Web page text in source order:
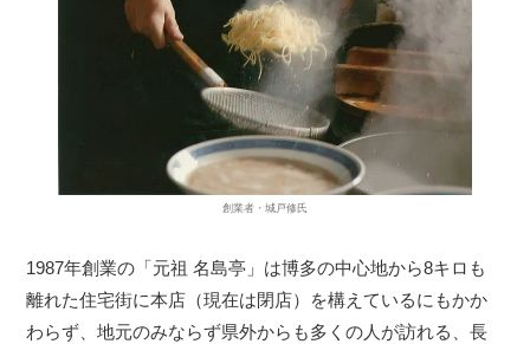
創業者・城戸修氏
1987年創業の「元祖 名島亭」は博多の中心地から8キロも
離れた住宅街に本店（現在は閉店）を構えているにもかか
わらず、地元のみならず県外からも多くの人が訪れる、長